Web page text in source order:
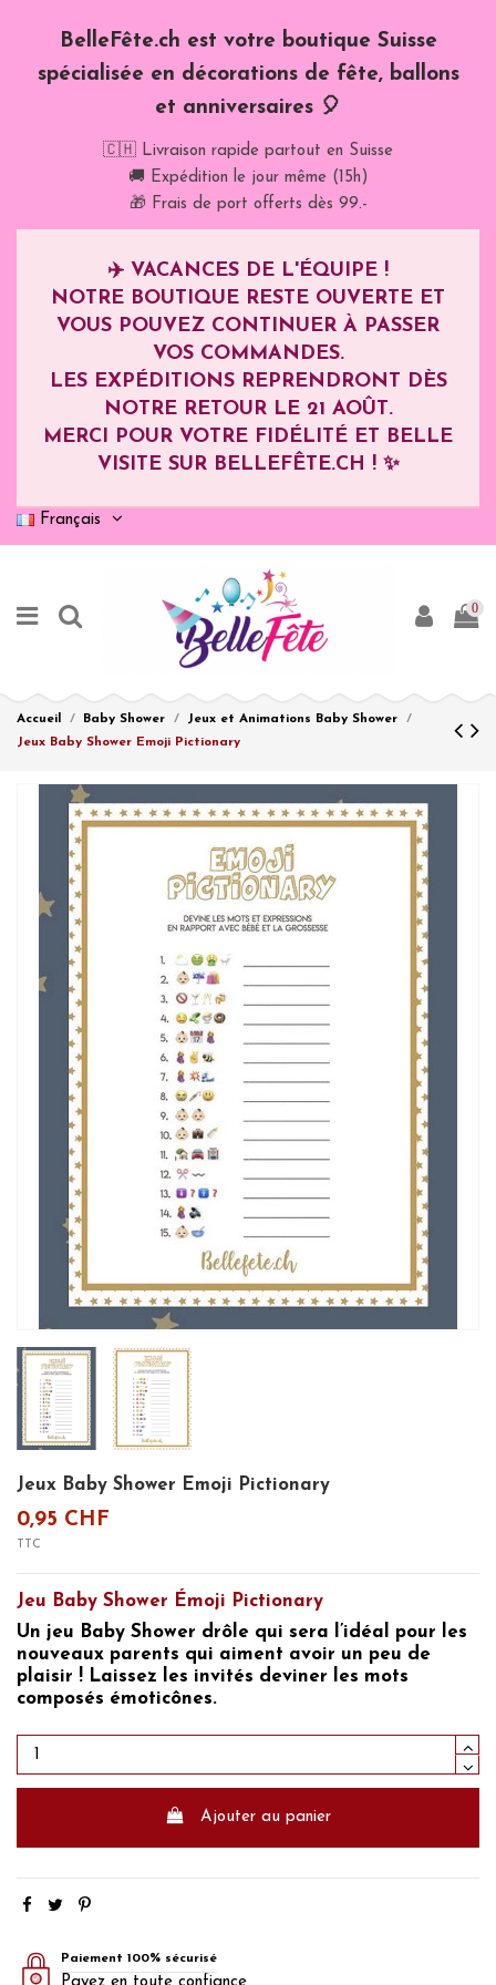
BelleFête.ch est votre boutique Suisse
spécialisée en décorations de fête, ballons
et anniversaires 🎈
🇨🇭 Livraison rapide partout en Suisse
🚚 Expédition le jour même (15h)
🎁 Frais de port offerts dès 99.-
✈️ VACANCES DE L'ÉQUIPE !
NOTRE BOUTIQUE RESTE OUVERTE ET
VOUS POUVEZ CONTINUER À PASSER
VOS COMMANDES.
LES EXPÉDITIONS REPRENDRONT DÈS
NOTRE RETOUR LE 21 AOÛT.
MERCI POUR VOTRE FIDÉLITÉ ET BELLE
VISITE SUR BELLEFÊTE.CH ! ✨
Français
0
Accueil Baby Shower
Jeux et Animations Baby Shower
Jeux Baby Shower Emoji Pictionary
Jeux Baby Shower Emoji Pictionary
0,95 CHF
TTC
Jeu Baby Shower Émoji Pictionary
Un jeu Baby Shower drôle qui sera l’idéal pour les
nouveaux parents qui aiment avoir un peu de
plaisir ! Laissez les invités deviner les mots
composés émoticônes.
Ajouter au panier
Paiement 100% sécurisé